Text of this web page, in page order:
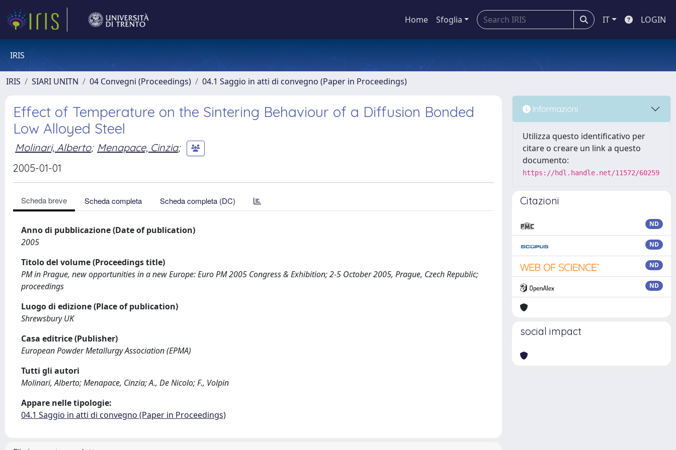
Home Sfoglia IT LOGIN
IRIS
IRIS SIARI UNITN 04 Convegni (Proceedings) 04.1 Saggio in atti di convegno (Paper in Proceedings)
Effect of Temperature on the Sintering Behaviour of a Diffusion Bonded
Low Alloyed Steel
Molinari, Alberto; Menapace, Cinzia;
2005-01-01
Scheda breve Scheda completa Scheda completa (DC)
Anno di pubblicazione (Date of publication)
2005
Titolo del volume (Proceedings title)
PM in Prague, new opportunities in a new Europe: Euro PM 2005 Congress & Exhibition; 2-5 October 2005, Prague, Czech Republic;
proceedings
Luogo di edizione (Place of publication)
Shrewsbury UK
Casa editrice (Publisher)
European Powder Metallurgy Association (EPMA)
Tutti gli autori
Molinari, Alberto; Menapace, Cinzia; A., De Nicolo; F., Volpin
Appare nelle tipologie:
04.1 Saggio in atti di convegno (Paper in Proceedings)
Informazioni
Utilizza questo identificativo per
citare o creare un link a questo
documento:
https://hdl.handle.net/11572/60259
Citazioni
ND
ND
ND
ND
social impact